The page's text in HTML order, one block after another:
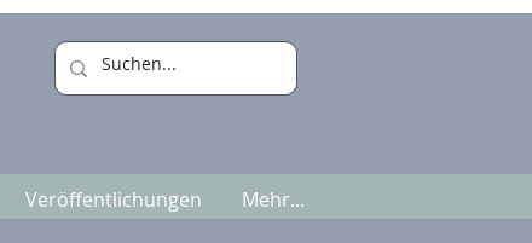
Veröffentlichungen Mehr...